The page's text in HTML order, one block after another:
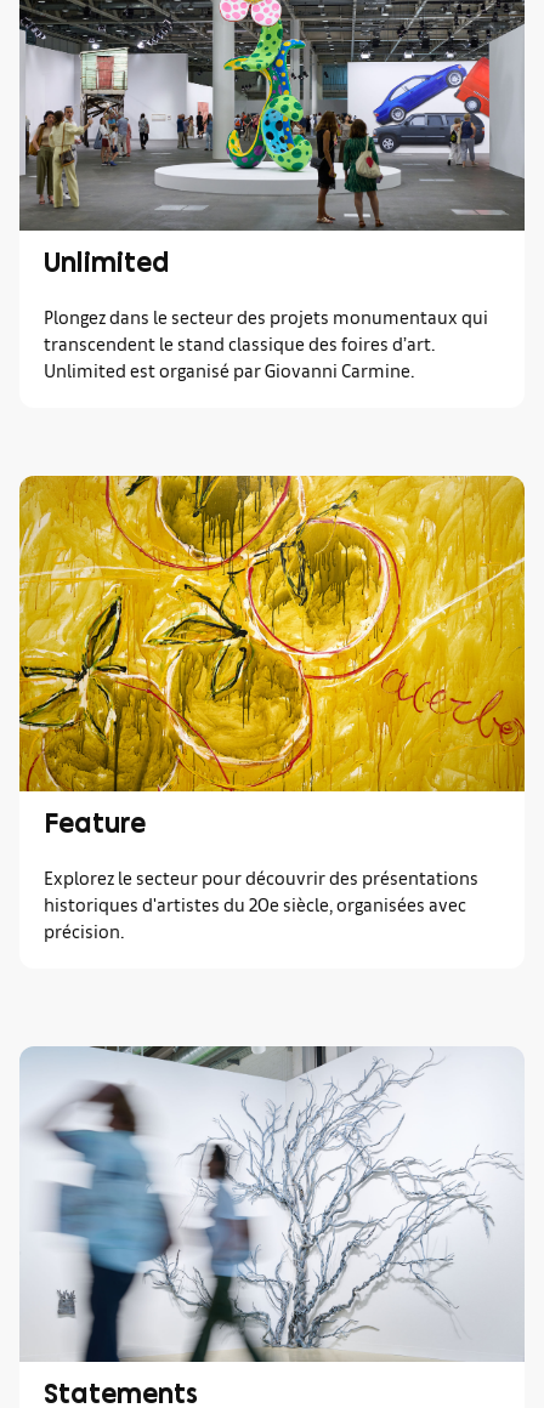
Unlimited
Plongez dans le secteur des projets monumentaux qui
transcendent le stand classique des foires d’art.
Unlimited est organisé par Giovanni Carmine.
Feature
Explorez le secteur pour découvrir des présentations
historiques d'artistes du 20e siècle, organisées avec
précision.
Statements